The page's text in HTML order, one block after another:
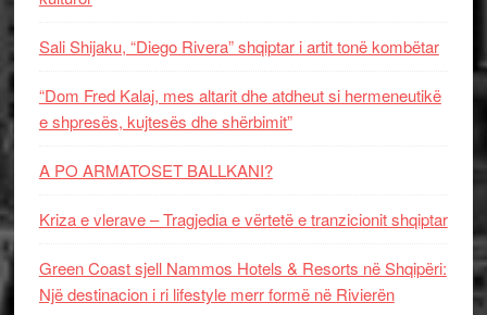
Sali Shijaku, “Diego Rivera” shqiptar i artit tonë kombëtar
“Dom Fred Kalaj, mes altarit dhe atdheut si hermeneutikë
e shpresës, kujtesës dhe shërbimit”
A PO ARMATOSET BALLKANI?
Kriza e vlerave – Tragjedia e vërtetë e tranzicionit shqiptar
Green Coast sjell Nammos Hotels & Resorts në Shqipëri:
Një destinacion i ri lifestyle merr formë në Rivierën